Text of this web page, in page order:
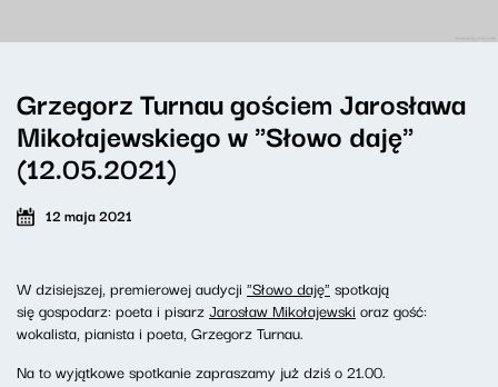
Grzegorz Turnau gościem Jarosława
Mikołajewskiego w "Słowo daję"
(12.05.2021)
12 maja 2021
W dzisiejszej, premierowej audycji "Słowo daję" spotkają
się gospodarz: poeta i pisarzJarosław Mikołajewski oraz gość:
wokalista, pianista i poeta, Grzegorz Turnau.
Na to wyjątkowe spotkanie zapraszamy już dziś o 21.00.